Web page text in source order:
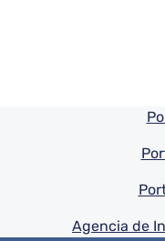
Pie de pagina
Agencia de